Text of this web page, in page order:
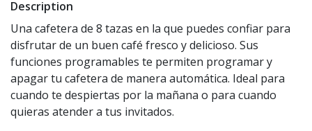
Description
Una cafetera de 8 tazas en la que puedes confiar para
disfrutar de un buen café fresco y delicioso. Sus
funciones programables te permiten programar y
apagar tu cafetera de manera automática. Ideal para
cuando te despiertas por la mañana o para cuando
quieras atender a tus invitados.